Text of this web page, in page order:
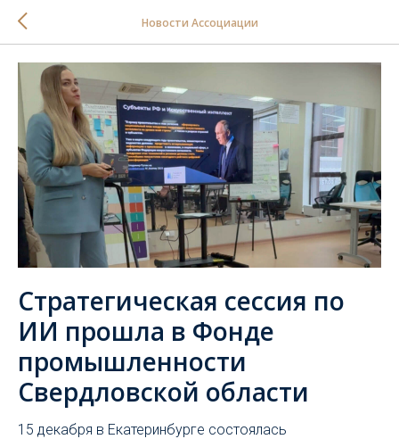
Новости Ассоциации
Стратегическая сессия по
ИИ прошла в Фонде
промышленности
Свердловской области
15 декабря в Екатеринбурге состоялась